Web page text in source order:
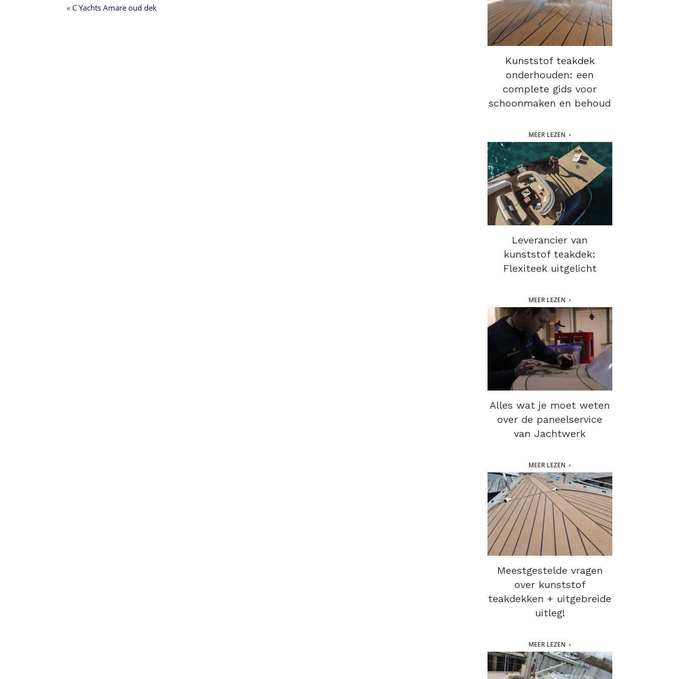
« C Yachts Amare oud dek
Kunststof teakdek
onderhouden: een
complete gids voor
schoonmaken en behoud
MEER LEZEN
Leverancier van
kunststof teakdek:
Flexiteek uitgelicht
MEER LEZEN
Alles wat je moet weten
over de paneelservice
van Jachtwerk
MEER LEZEN
Meestgestelde vragen
over kunststof
teakdekken + uitgebreide
uitleg!
MEER LEZEN